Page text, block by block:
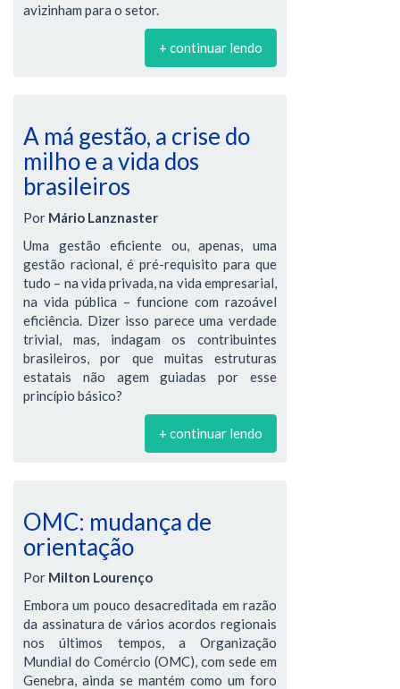
avizinham para o setor.
+ continuar lendo
A má gestão, a crise do
milho e a vida dos
brasileiros
Por Mário Lanznaster
Uma gestão eficiente ou, apenas, uma
gestão racional, é pré-requisito para que
tudo – na vida privada, na vida empresarial,
na vida pública – funcione com razoável
eficiência. Dizer isso parece uma verdade
trivial, mas, indagam os contribuintes
brasileiros, por que muitas estruturas
estatais não agem guiadas por esse
princípio básico?
+ continuar lendo
OMC: mudança de
orientação
Por Milton Lourenço
Embora um pouco desacreditada em razão
da assinatura de vários acordos regionais
nos últimos tempos, a Organização
Mundial do Comércio (OMC), com sede em
Genebra, ainda se mantém como um foro